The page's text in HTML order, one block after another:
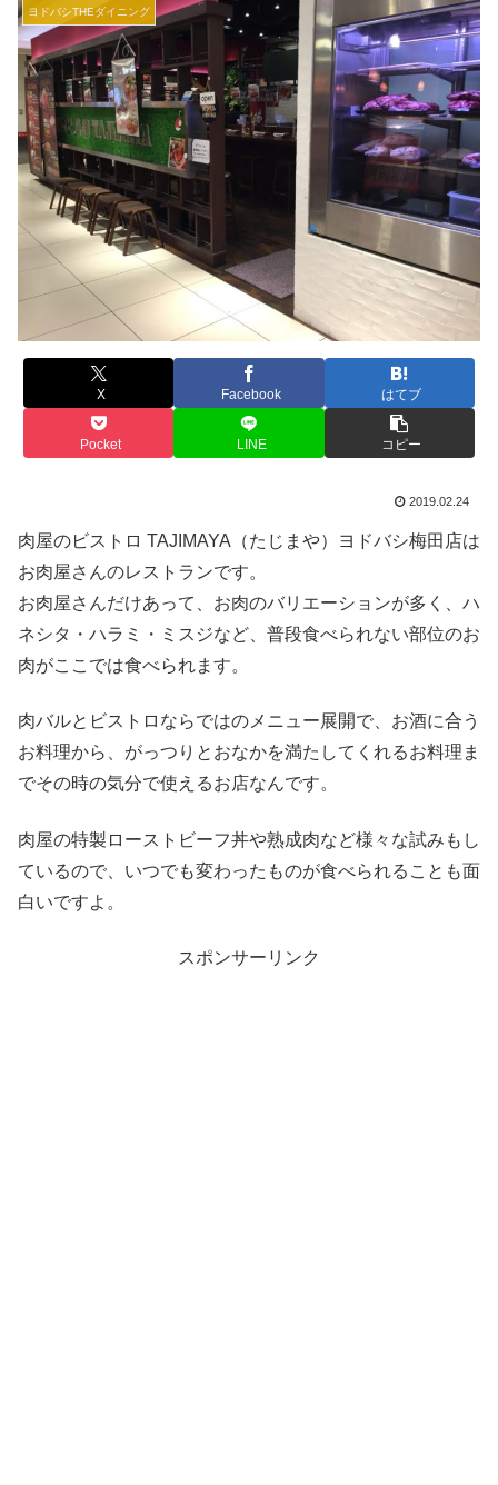
ヨドバシTHEダイニング
X Facebook はてブ
Pocket LINE コピー
2019.02.24
肉屋のビストロ TAJIMAYA（たじまや）ヨドバシ梅田店は
お肉屋さんのレストランです。
お肉屋さんだけあって、お肉のバリエーションが多く、ハ
ネシタ・ハラミ・ミスジなど、普段食べられない部位のお
肉がここでは食べられます。
肉バルとビストロならではのメニュー展開で、お酒に合う
お料理から、がっつりとおなかを満たしてくれるお料理ま
でその時の気分で使えるお店なんです。
肉屋の特製ローストビーフ丼や熟成肉など様々な試みもし
ているので、いつでも変わったものが食べられることも面
白いですよ。
スポンサーリンク